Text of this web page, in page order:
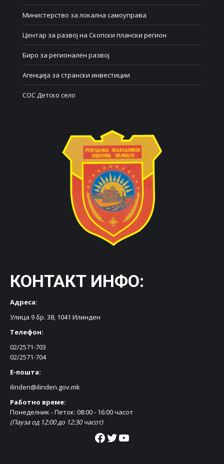
Министерство за локална самоуправа
Центар за развој на Скопски плански регион
Биро за регионален развој
Агенција за странски инвестиции
СОС Детско село
КОНТАКТ ИНФО:
Адреса:
Улица 9 бр. 38, 1041 Илинден
Телефон:
02/2571-703
02/2571-704
Е-пошта:
ilinden@ilinden.gov.mk
Работно време:
Понеделник - Петок: 08:00 - 16:00 часот
(Пауза од 12:00 до 12:30 часот)
Facebook Twitter YouTube